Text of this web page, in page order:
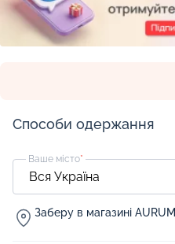
Способи одержання
Ваше місто*
Заберу в магазині AURUM